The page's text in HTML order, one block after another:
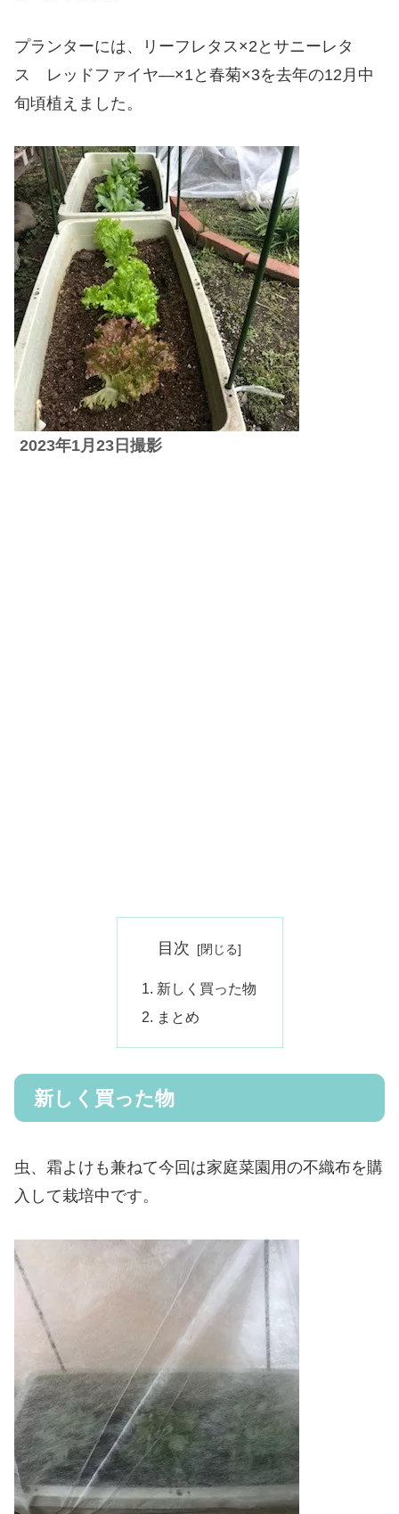
プランターには、リーフレタス×2とサニーレタ
ス レッドファイヤ―×1と春菊×3を去年の12月中
旬頃植えました。
2023年1月23日撮影
目次
新しく買った物
まとめ
新しく買った物
虫、霜よけも兼ねて今回は家庭菜園用の不織布を購
入して栽培中です。